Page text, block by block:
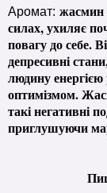
Аромат: жасмин
силах, ухиляє
повагу до себе.
депресивні
людину
оптимізмом.
такі негативні
приглушуючи